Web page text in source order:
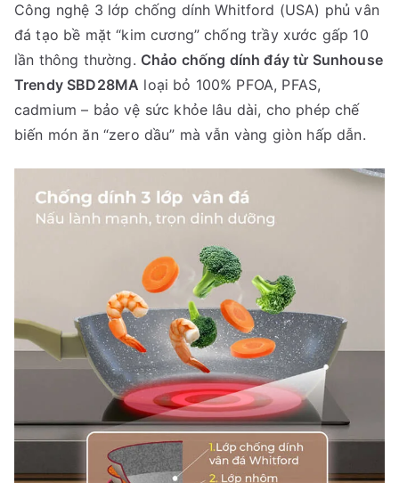
Công nghệ 3 lớp chống dính Whitford (USA) phủ vân
đá tạo bề mặt “kim cương” chống trầy xước gấp 10
lần thông thường. Chảo chống dính đáy từ Sunhouse
Trendy SBD28MA loại bỏ 100% PFOA, PFAS,
cadmium – bảo vệ sức khỏe lâu dài, cho phép chế
biến món ăn “zero dầu” mà vẫn vàng giòn hấp dẫn.